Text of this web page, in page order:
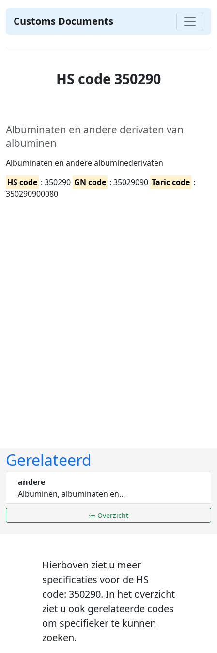
Customs Documents
HS code 350290
Albuminaten en andere derivaten van
albuminen
Albuminaten en andere albuminederivaten
HS code : 350290 GN code : 35029090 Taric code :
350290900080
Gerelateerd
andere
Albuminen, albuminaten en...
Overzicht
Hierboven ziet u meer
specificaties voor de HS
code: 350290. In het overzicht
ziet u ook gerelateerde codes
om specifieker te kunnen
zoeken.